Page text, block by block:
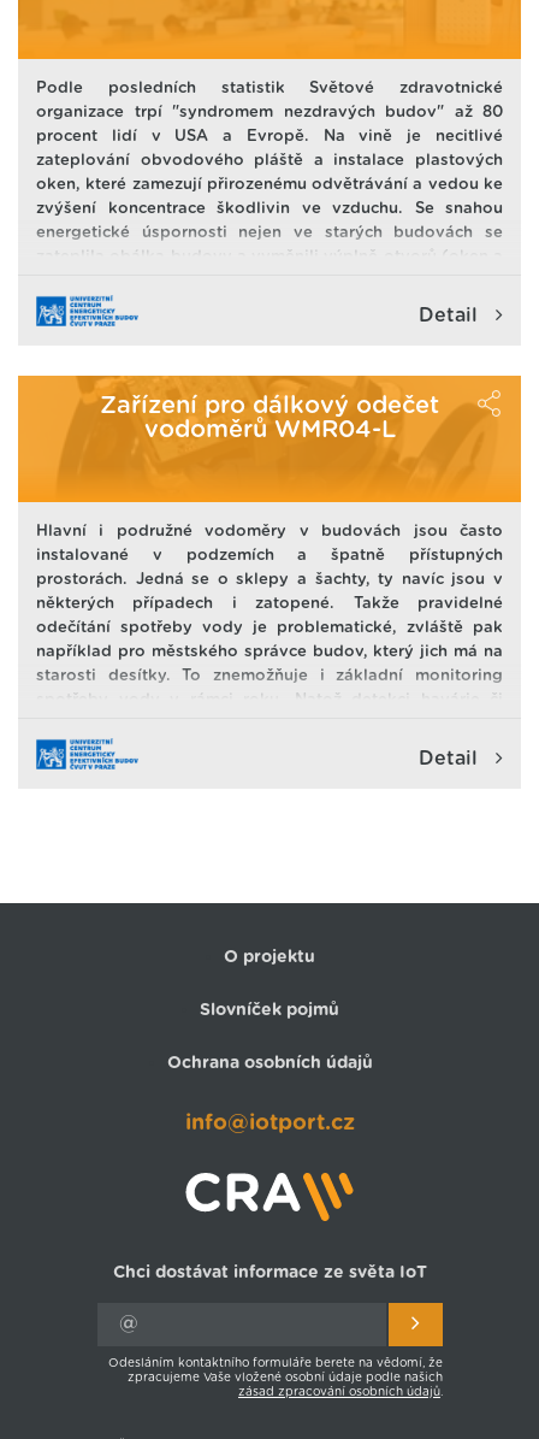
Podle posledních statistik Světové zdravotnické
organizace trpí "syndromem nezdravých budov" až 80
procent lidí v USA a Evropě. Na vině je necitlivé
zateplování obvodového pláště a instalace plastových
oken, které zamezují přirozenému odvětrávání a vedou ke
zvýšení koncentrace škodlivin ve vzduchu. Se snahou
energetické úspornosti nejen ve starých budovách se
zateplila obálka budovy a vyměnili výplně otvorů (oken a
přes netěstnosti v obálce budovy. To je dobré pro
zamezení tepelných ztrát, ale špatné pro vnitřní prostředí.
"vydýchá" i za 20 minut. Takže pak jsou žáci a učitelé
vystavení vlivu nejen vysoké koncentrace CO2.
Hygienické limity koncentrace CO2 jsou překračovány až
5-ti násobně. Což má velmi negativní vliv zdraví a
Detail
Zařízení pro dálkový odečet
vodoměrů WMR04-L
Hlavní i podružné vodoměry v budovách jsou často
instalované v podzemích a špatně přístupných
prostorách. Jedná se o sklepy a šachty, ty navíc jsou v
některých případech i zatopené. Takže pravidelné
odečítání spotřeby vody je problematické, zvláště pak
například pro městského správce budov, který jich má na
starosti desítky. To znemožňuje i základní monitoring
spotřeby vody v rámci roku. Natož detekci havárie či
Detail
O projektu
Slovníček pojmů
Ochrana osobních údajů
info@iotport.cz
Chci dostávat informace ze světa IoT
Odesláním kontaktního formuláře berete na vědomí, že
zpracujeme Vaše vložené osobní údaje podle našich
zásad zpracování osobních údajů